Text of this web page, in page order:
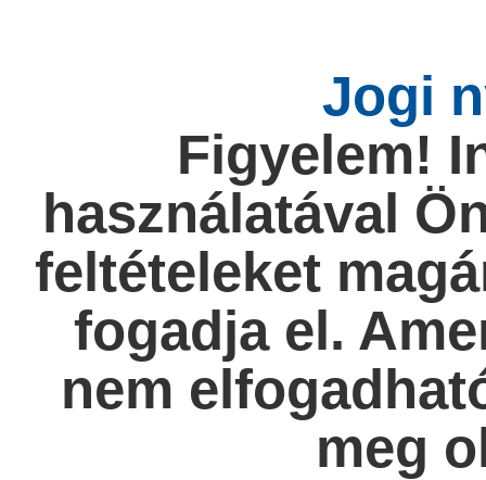
Jogi
Figyelem!
használatával
feltételeket
fogadja el.
nem
meg